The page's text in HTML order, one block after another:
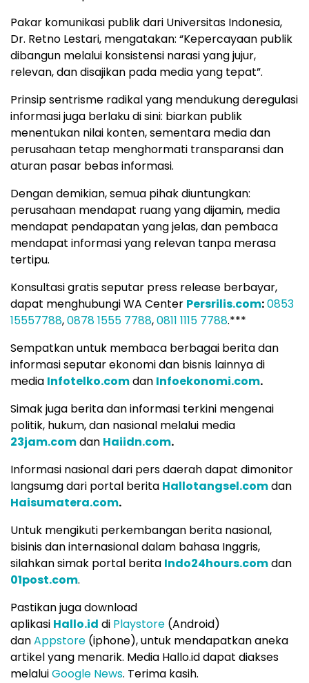
Pakar komunikasi publik dari Universitas Indonesia,
Dr. Retno Lestari, mengatakan: “Kepercayaan publik
dibangun melalui konsistensi narasi yang jujur,
relevan, dan disajikan pada media yang tepat”.
Prinsip sentrisme radikal yang mendukung deregulasi
informasi juga berlaku di sini: biarkan publik
menentukan nilai konten, sementara media dan
perusahaan tetap menghormati transparansi dan
aturan pasar bebas informasi.
Dengan demikian, semua pihak diuntungkan:
perusahaan mendapat ruang yang dijamin, media
mendapat pendapatan yang jelas, dan pembaca
mendapat informasi yang relevan tanpa merasa
tertipu.
Konsultasi gratis seputar press release berbayar,
dapat menghubungi WA Center Persrilis.com:0853
15557788,0878 1555 7788,0811 1115 7788.***
Sempatkan untuk membaca berbagai berita dan
informasi seputar ekonomi dan bisnis lainnya di
media Infotelko.comdan Infoekonomi.com.
Simak juga berita dan informasi terkini mengenai
politik, hukum, dan nasional melalui media
23jam.comdan Haiidn.com.
Informasi nasional dari pers daerah dapat dimonitor
langsumg dari portal berita Hallotangsel.comdan
Haisumatera.com.
Untuk mengikuti perkembangan berita nasional,
bisinis dan internasional dalam bahasa Inggris,
silahkan simak portal berita Indo24hours.comdan
01post.com.
Pastikan juga download
aplikasi Hallo.id di Playstore (Android)
danAppstore (iphone), untuk mendapatkan aneka
artikel yang menarik. Media Hallo.id dapat diakses
melaluiGoogle News. Terima kasih.